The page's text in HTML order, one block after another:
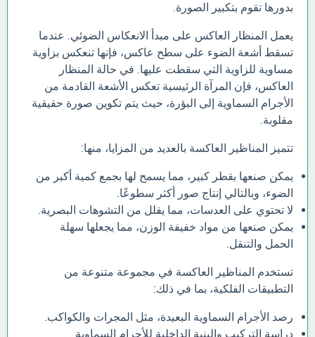
بدورها تقوم بتكبير الصورة.
يعمل المنظار العاكس على مبدأ الانعكاس الضوئي. عندما
تسقط أشعة الضوء على سطح عاكس، فإنها تنعكس بزاوية
مساوية للزاوية التي سقطت عليها. في حالة المنظار
العاكس، فإن المرآة الرئيسية تعكس الأشعة القادمة من
الأجرام السماوية إلى البؤرة، حيث يتم تكوين صورة حقيقية
مقلوبة.
تتميز المناظير العاكسة بالعديد من المزايا، منها:
يمكن صنعها بقطر كبير، مما يسمح لها بجمع كمية أكبر من
الضوء، وبالتالي إنتاج صور أكثر سطوعًا.
لا تحتوي على العدسات، مما يقلل من التشوهات البصرية.
يمكن صنعها من مواد خفيفة الوزن، مما يجعلها سهلة
الحمل والتنقل.
تستخدم المناظير العاكسة في مجموعة متنوعة من
التطبيقات الفلكية، بما في ذلك:
رصد الأجرام السماوية البعيدة، مثل المجرات والكواكب.
دراسة التركيب والبنية الداخلية للأجرام السماوية.